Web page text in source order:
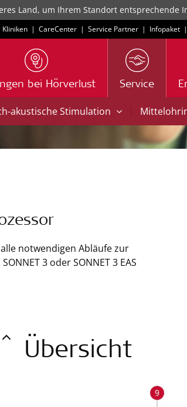
Land, um Ihrem Standort entsprechende
Kliniken | CareCenter | Service Partner | Infopaket |
bei Hörverlust Service
akustische Stimulation |
notwendigen Abläufe zur
3 oder SONNET 3 EAS
Übersicht